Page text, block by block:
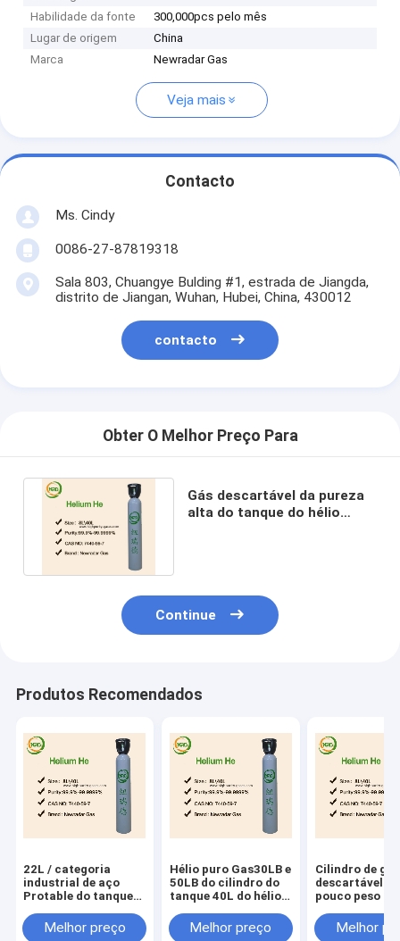
Habilidade da fonte
300,000pcs pelo mês
Lugar de origem
China
Marca
Newradar Gas
Veja mais
Contacto
Ms. Cindy
0086-27-87819318
Sala 803, Chuangye Bulding #1, estrada de Jiangda,
distrito de Jiangan, Wuhan, Hubei, China, 430012
contacto
Obter O Melhor Preço Para
Gás descartável da pureza
alta do tanque do hélio
Continue
Produtos Recomendados
22L / categoria
industrial de aço
Protable do tanque
13LMelhor preço
Hélio puro Gas30LB e
50LB do cilindro do
tanque 40L do hélio
Melhor preço
Cilindro de gás
descartável de
pouco peso
balõesMelhor